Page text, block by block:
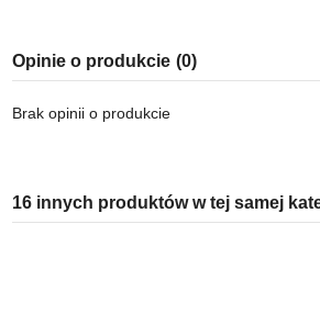
Opinie o produkcie (0)
Brak opinii o produkcie
16 innych produktów w tej samej